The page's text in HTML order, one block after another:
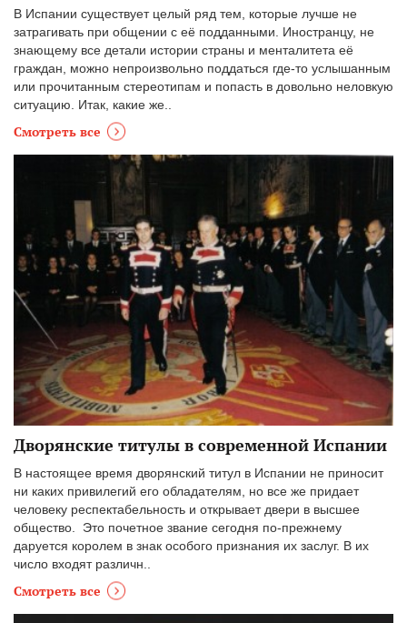
В Испании существует целый ряд тем, которые лучше не
затрагивать при общении с её подданными. Иностранцу, не
знающему все детали истории страны и менталитета её
граждан, можно непроизвольно поддаться где-то услышанным
или прочитанным стереотипам и попасть в довольно неловкую
ситуацию. Итак, какие же..
Смотреть все
Дворянские титулы в современной Испании
В настоящее время дворянский титул в Испании не приносит
ни каких привилегий его обладателям, но все же придает
человеку респектабельность и открывает двери в высшее
общество. Это почетное звание сегодня по-прежнему
даруется королем в знак особого признания их заслуг. В их
число входят различн..
Смотреть все